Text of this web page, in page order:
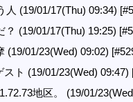
人 (19/01/17(Thu) 09:34)
？ (19/01/17(Thu) 19:25)
(19/01/23(Wed) 09:02)
スト (19/01/23(Wed) 09:47)
地区。 (19/01/